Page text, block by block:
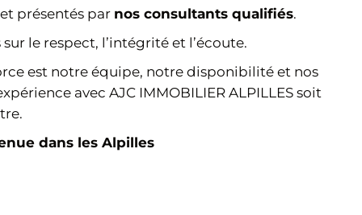
présentés par nos consultants qualifiés.
le respect, l’intégrité et l’écoute.
est notre équipe, notre disponibilité et nos
avec AJC IMMOBILIER ALPILLES soit
dans les Alpilles